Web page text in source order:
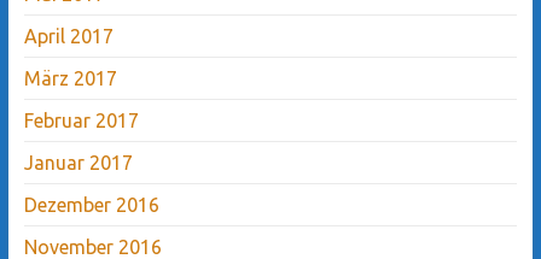
April 2017
März 2017
Februar 2017
Januar 2017
Dezember 2016
November 2016